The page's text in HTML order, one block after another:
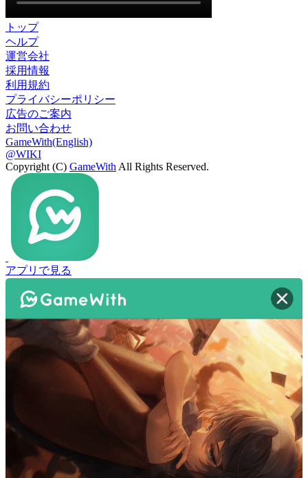
トップ
ヘルプ
運営会社
採用情報
利用規約
プライバシーポリシー
広告のご案内
お問い合わせ
GameWith(English)
@WIKI
Copyright (C) GameWith All Rights Reserved.
アプリで見る